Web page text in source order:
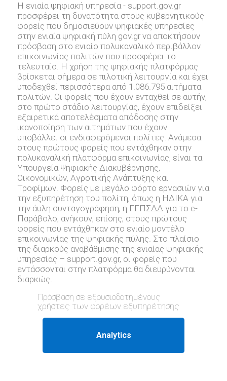
Η ενιαία ψηφιακή υπηρεσία - support.gov.gr
προσφέρει τη δυνατότητα στους κυβερνητικούς
φορείς που δημοσιεύουν ψηφιακές υπηρεσίες
στην ενιαία ψηφιακή πύλη gov.gr να αποκτήσουν
πρόσβαση στο ενιαίο πολυκαναλικό περιβάλλον
επικοινωνίας πολιτών που προσφέρει το
τελευταίο. Η χρήση της ψηφιακής πλατφόρμας
βρίσκεται σήμερα σε πιλοτική λειτουργία και έχει
υποδεχθεί περισσότερα από 1.086.795 αιτήματα
πολιτών. Οι φορείς που έχουν ενταχθεί σε αυτήν,
στο πρώτο στάδιο λειτουργίας, έχουν επιδείξει
εξαιρετικά αποτελέσματα απόδοσης στην
ικανοποίηση των αιτημάτων που έχουν
υποβάλλει οι ενδιαφερόμενοι πολίτες. Ανάμεσα
στους πρώτους φορείς που εντάχθηκαν στην
πολυκαναλική πλατφόρμα επικοινωνίας, είναι τα
Υπουργεία Ψηφιακής Διακυβέρνησης,
Οικονομικών, Αγροτικής Ανάπτυξης και
Τροφίμων. Φορείς με μεγάλο φόρτο εργασιών για
την εξυπηρέτηση του πολίτη, όπως η ΗΔΙΚΑ για
την άυλη συνταγογράφηση, η ΓΓΠΣΔΔ για το e-
Παράβολο, ανήκουν, επίσης, στους πρώτους
φορείς που εντάχθηκαν στο ενιαίο μοντέλο
επικοινωνίας της ψηφιακής πύλης. Στο πλαίσιο
της διαρκούς αναβάθμισης της ενιαίας ψηφιακής
υπηρεσίας – support.gov.gr, oι φορείς που
εντάσσονται στην πλατφόρμα θα διευρύνονται
διαρκώς.
Πρόσβαση σε εξουσιοδοτημένους
χρήστες των φορέων εξυπηρέτησης